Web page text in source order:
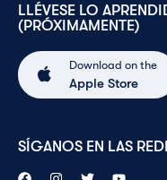
LLÉVESE LO
(PRÓXIMAMENTE)
Download on the
Apple Store
SÍGANOS EN LAS